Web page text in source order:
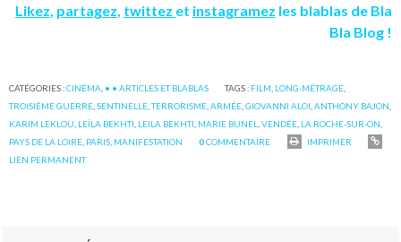
Likez partagez twittez et instagramez les blablas de Bla
Bla Blog !
CATÉGORIES :CINÉMA • • ARTICLES ET BLABLAS TAGS : FILM LONG-MÉTRAGE
TROISIÈME GUERRE ,SENTINELLE ,TERRORISME ,ARMÉE ,GIOVANNI ALOI ,ANTHONY BAJON
KARIM LEKLOU LEÏLA BEKHTI LEILA BEKHTI MARIE BUNEL ,VENDÉE LA ROCHE-SUR-ON
PAYS DE LA LOIRE PARIS MANIFESTATION 0COMMENTAIRE
IMPRIMER
LIEN PERMANENT